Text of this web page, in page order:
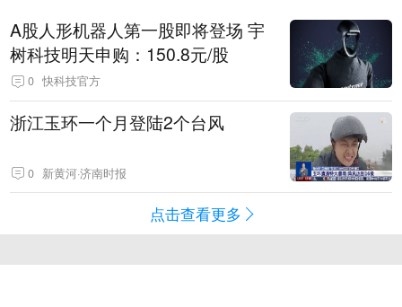
A股人形机器人第一股即将登场 宇
树科技明天申购：150.8元/股
0 快科技官方
浙江玉环一个月登陆2个台风
0 新黄河·济南时报
点击查看更多